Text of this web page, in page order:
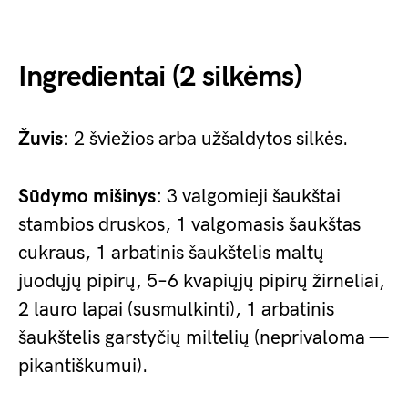
Ingredientai (2 silkėms)
Žuvis: 2 šviežios arba užšaldytos silkės.
Sūdymo mišinys: 3 valgomieji šaukštai
stambios druskos, 1 valgomasis šaukštas
cukraus, 1 arbatinis šaukštelis maltų
juodųjų pipirų, 5–6 kvapiųjų pipirų žirneliai,
2 lauro lapai (susmulkinti), 1 arbatinis
šaukštelis garstyčių miltelių (neprivaloma —
pikantiškumui).